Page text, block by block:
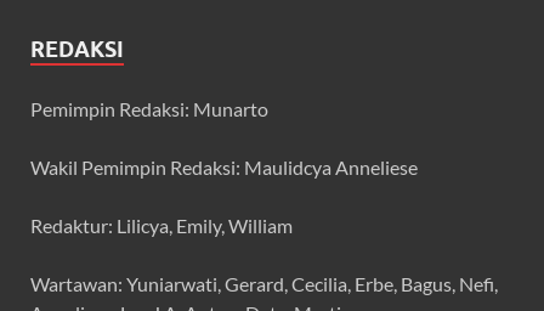
REDAKSI
Pemimpin Redaksi: Munarto
Wakil Pemimpin Redaksi: Maulidcya Anneliese
Redaktur: Lilicya, Emily, William
Wartawan: Yuniarwati, Gerard, Cecilia, Erbe, Bagus, Nefi,